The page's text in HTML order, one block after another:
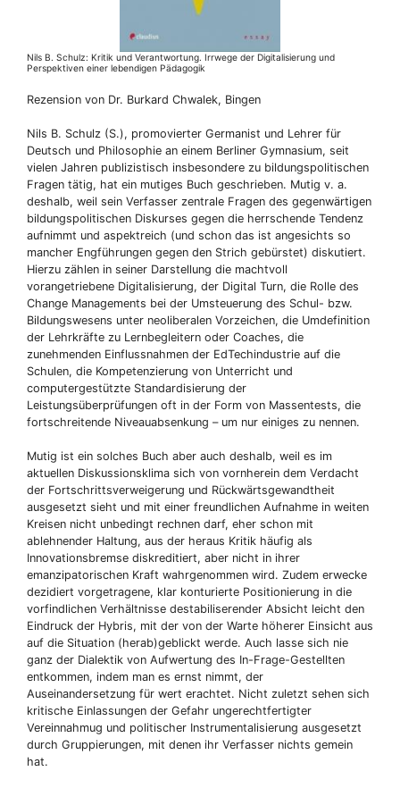
Nils B. Schulz: Kritik und Verantwortung. Irrwege der Digitalisierung und
Perspektiven einer lebendigen Pädagogik
Rezension von Dr. Burkard Chwalek, Bingen
Nils B. Schulz (S.), promovierter Germanist und Lehrer für
Deutsch und Philosophie an einem Berliner Gymnasium, seit
vielen Jahren publizistisch insbesondere zu bildungspolitischen
Fragen tätig, hat ein mutiges Buch geschrieben. Mutig v. a.
deshalb, weil sein Verfasser zentrale Fragen des gegenwärtigen
bildungspolitischen Diskurses gegen die herrschende Tendenz
aufnimmt und aspektreich (und schon das ist angesichts so
mancher Engführungen gegen den Strich gebürstet) diskutiert.
Hierzu zählen in seiner Darstellung die machtvoll
vorangetriebene Digitalisierung, der Digital Turn, die Rolle des
Change Managements bei der Umsteuerung des Schul- bzw.
Bildungswesens unter neoliberalen Vorzeichen, die Umdefinition
der Lehrkräfte zu Lernbegleitern oder Coaches, die
zunehmenden Einflussnahmen der EdTechindustrie auf die
Schulen, die Kompetenzierung von Unterricht und
computergestützte Standardisierung der
Leistungsüberprüfungen oft in der Form von Massentests, die
fortschreitende Niveauabsenkung – um nur einiges zu nennen.
Mutig ist ein solches Buch aber auch deshalb, weil es im
aktuellen Diskussionsklima sich von vornherein dem Verdacht
der Fortschrittsverweigerung und Rückwärtsgewandtheit
ausgesetzt sieht und mit einer freundlichen Aufnahme in weiten
Kreisen nicht unbedingt rechnen darf, eher schon mit
ablehnender Haltung, aus der heraus Kritik häufig als
Innovationsbremse diskreditiert, aber nicht in ihrer
emanzipatorischen Kraft wahrgenommen wird. Zudem erwecke
dezidiert vorgetragene, klar konturierte Positionierung in die
vorfindlichen Verhältnisse destabiliserender Absicht leicht den
Eindruck der Hybris, mit der von der Warte höherer Einsicht aus
auf die Situation (herab)geblickt werde. Auch lasse sich nie
ganz der Dialektik von Aufwertung des In-Frage-Gestellten
entkommen, indem man es ernst nimmt, der
Auseinandersetzung für wert erachtet. Nicht zuletzt sehen sich
kritische Einlassungen der Gefahr ungerechtfertigter
Vereinnahmug und politischer Instrumentalisierung ausgesetzt
durch Gruppierungen, mit denen ihr Verfasser nichts gemein
hat.